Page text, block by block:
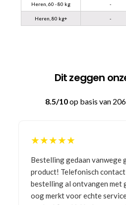
Heren, 60 - 80 kg -
Heren, 80 kg+ -
Dit zeggen
8.5/10op basis van
★★★★★
Bestelling gedaan vanwege
product! Telefonisch contact
bestelling al ontvangen met
oog merkt voor echte